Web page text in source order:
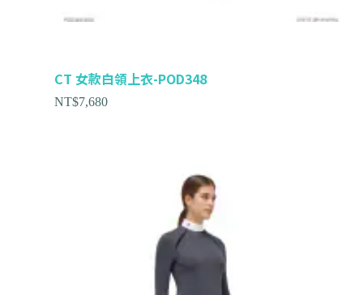
CT 女款白領上衣-POD348
NT$7,680